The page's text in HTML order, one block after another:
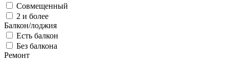
Совмещенный
2 и более
Балкон/лоджия
Есть балкон
Без балкона
Ремонт